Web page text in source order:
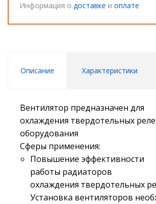
Информация о доставке и оплате
Описание Характеристики
Вентилятор предназначен для
охлаждения твердотельных реле
оборудования
Сферы применения:
Повышение эффективности
работы радиаторов
охлаждения твердотельных
Установка вентиляторов